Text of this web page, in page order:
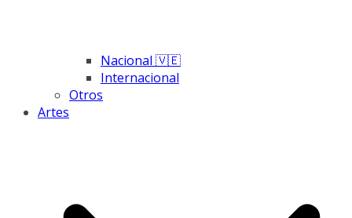
Nacional 🇻🇪
Internacional
Otros
Artes